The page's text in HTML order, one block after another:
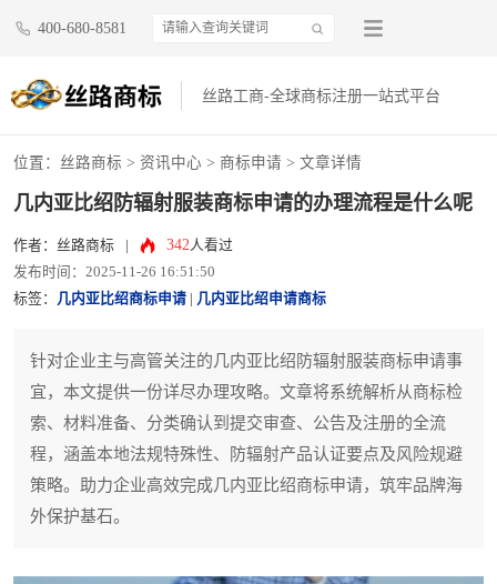
400-680-8581
丝路工商-全球商标注册一站式平台
位置： 丝路商标 > 资讯中心 > 商标申请 > 文章详情
几内亚比绍防辐射服装商标申请的办理流程是什么呢
作者：丝路商标 342人看过
发布时间：2025-11-26 16:51:50
标签： 几内亚比绍商标申请 几内亚比绍申请商标
针对企业主与高管关注的几内亚比绍防辐射服装商标申请事
宜，本文提供一份详尽办理攻略。文章将系统解析从商标检
索、材料准备、分类确认到提交审查、公告及注册的全流
程，涵盖本地法规特殊性、防辐射产品认证要点及风险规避
策略。助力企业高效完成几内亚比绍商标申请，筑牢品牌海
外保护基石。